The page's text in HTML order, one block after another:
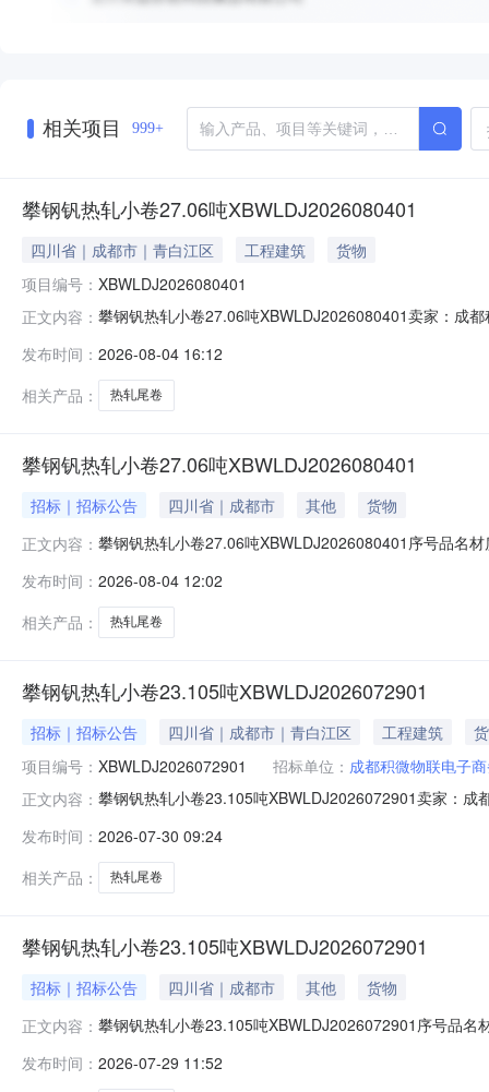
相关项目 999+
攀钢钒热轧小卷27.06吨XBWLDJ2026080401
四川省｜成都市｜青白江区 工程建筑
货物
项目编号： XBWLDJ2026080401
正文内容： 攀钢钒热轧小卷27.06吨XBWLDJ2026080401卖家：成
钢钒1/1.545破边(因非计划产品的特殊性，可能存在与描
发布时间： 2026-08-04 16:12
相关产品：
热轧尾卷
攀钢钒热轧小卷27.06吨XBWLDJ2026080401
招标｜招标公告 四川省｜成都市 其他
货物
正文内容： 攀钢钒热轧小卷27.06吨XBWLDJ2026080401序号品名
轧尾卷（小卷）SPHC(X)1.4*1038*C攀钢钒1/1.77破边(
发布时间： 2026-08-04 12:02
相关产品：
热轧尾卷
攀钢钒热轧小卷23.105吨XBWLDJ2026072901
招标｜招标公告 四川省｜成都市｜青白江区 工程建筑
项目编号： XBWLDJ2026072901 招标单位： 成都积微物联电子
正文内容： 攀钢钒热轧小卷23.105吨XBWLDJ2026072901卖家：
1/2.22折边(因非计划产品的特殊性，可能存在与描述不
发布时间： 2026-07-30 09:24
相关产品：
热轧尾卷
攀钢钒热轧小卷23.105吨XBWLDJ2026072901
招标｜招标公告 四川省｜成都市 其他
货物
正文内容： 攀钢钒热轧小卷23.105吨XBWLDJ2026072901序号品
卷）PWB1.8*1250*C攀钢钒1/2.215折边(因非计划产品
发布时间： 2026-07-29 11:52